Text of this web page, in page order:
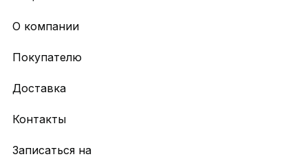
О компании
Покупателю
Доставка
Контакты
Записаться на